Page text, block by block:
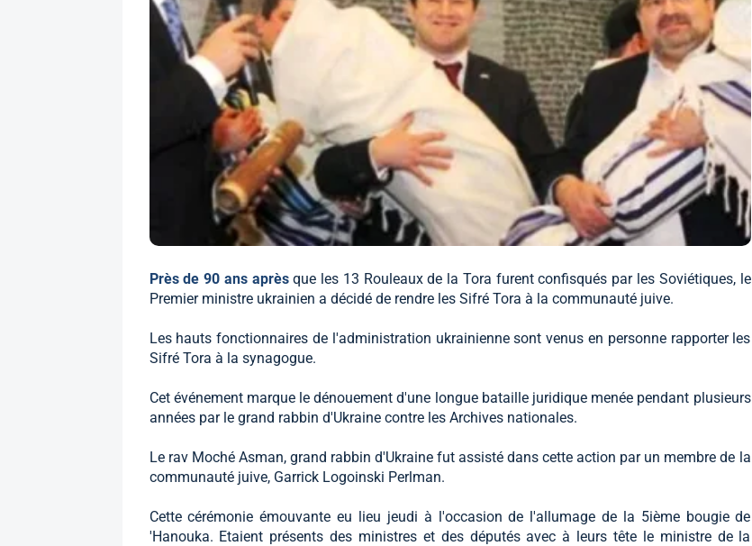
Près de 90 ans aprèsque les 13 Rouleaux de la Tora furent confisqués par les Soviétiques, le
Premier ministre ukrainien a décidé de rendre les Sifré Tora à la communauté juive.
Les hauts fonctionnaires de l'administration ukrainienne sont venus en personne rapporter les
Sifré Tora à la synagogue.
Cet événement marque le dénouement d'une longue bataille juridique menée pendant plusieurs
années par le grand rabbin d'Ukraine contre les Archives nationales.
Le rav Moché Asman, grand rabbin d'Ukraine fut assisté dans cette action par un membre de la
communauté juive, Garrick Logoinski Perlman.
Cette cérémonie émouvante eu lieu jeudi à l'occasion de l'allumage de la 5ième bougie de
'Hanouka. Etaient présents des ministres et des députés avec à leurs tête le ministre de la